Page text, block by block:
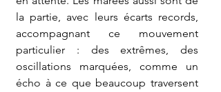
la partie, avec leurs écarts records,
accompagnant ce mouvement
particulier : des extrêmes, des
oscillations marquées, comme un
écho à ce que beaucoup traversent